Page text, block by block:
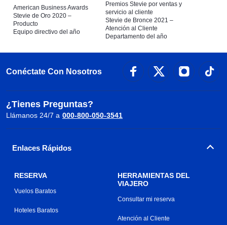
American Business Awards
Stevie de Oro 2020 –
Producto
Equipo directivo del año
Premios Stevie por ventas y
servicio al cliente
Stevie de Bronce 2021 –
Atención al Cliente
Departamento del año
Conéctate Con Nosotros
¿Tienes Preguntas?
Llámanos 24/7 a 000-800-050-3541
Enlaces Rápidos
RESERVA
Vuelos Baratos
Hoteles Baratos
HERRAMIENTAS DEL
VIAJERO
Consultar mi reserva
Atención al Cliente